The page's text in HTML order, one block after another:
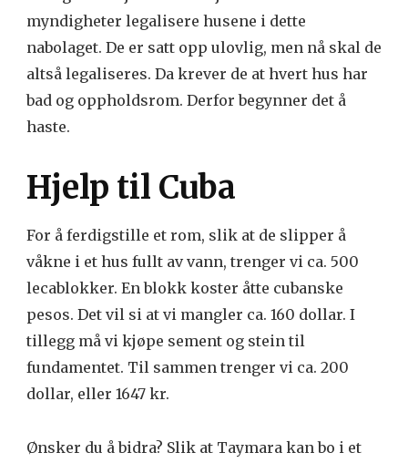
myndigheter legalisere husene i dette
nabolaget. De er satt opp ulovlig, men nå skal de
altså legaliseres. Da krever de at hvert hus har
bad og oppholdsrom. Derfor begynner det å
haste.
Hjelp til Cuba
For å ferdigstille et rom, slik at de slipper å
våkne i et hus fullt av vann, trenger vi ca. 500
lecablokker. En blokk koster åtte cubanske
pesos. Det vil si at vi mangler ca. 160 dollar. I
tillegg må vi kjøpe sement og stein til
fundamentet. Til sammen trenger vi ca. 200
dollar, eller 1647 kr.
Ønsker du å bidra? Slik at Taymara kan bo i et